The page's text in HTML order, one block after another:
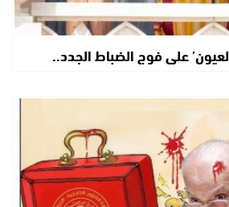
على فوج الضباط الجدد..